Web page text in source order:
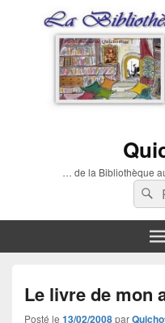
… de la Bibliothèque
Le livre de mon
Posté le 13/02/2008par